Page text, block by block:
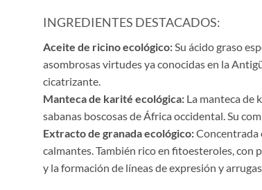
INGREDIENTES DESTACADOS:
Aceite de ricinoecológico:Su ácido graso
asombrosas virtudes ya conocidas en la
cicatrizante.
Manteca de karité ecológica: La manteca de
sabanas boscosas de África occidental. Su
Extracto de granada ecológico:Concentrada
calmantes. También rico en fitoesteroles,
y la formación de líneas de expresión y